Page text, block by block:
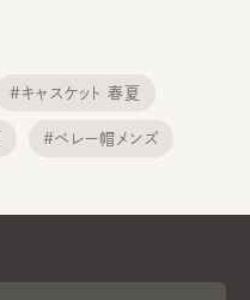
#キャスケット 春夏
#ベレー帽メンズ